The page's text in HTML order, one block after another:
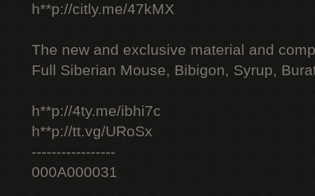
h**p://citly.me/47kMX
The new and exclusive material and
Full Siberian Mouse, Bibigon, Syrup,
h**p://4ty.me/ibhi7c
h**p://tt.vg/URoSx
-----------------
000A000031